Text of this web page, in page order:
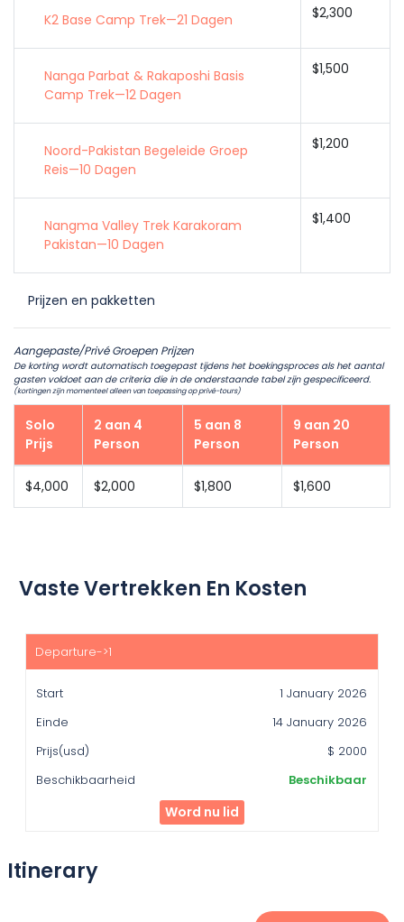
K2 Base Camp Trek—21 Dagen $2,300
Nanga Parbat & Rakaposhi Basis
Camp Trek—12 Dagen
$1,500
Noord-Pakistan Begeleide Groep
Reis—10 Dagen
$1,200
Nangma Valley Trek Karakoram
Pakistan—10 Dagen
$1,400
Prijzen en pakketten
Aangepaste/Privé Groepen Prijzen
De korting wordt automatisch toegepast tijdens het boekingsproces als het aantal
gasten voldoet aan de criteria die in de onderstaande tabel zijn gespecificeerd.
(kortingen zijn momenteel alleen van toepassing op privé-tours)
Solo
Prijs
2 aan 4
Person
5 aan 8
Person
9 aan 20
Person
$4,000 $2,000 $1,800 $1,600
Vaste Vertrekken En Kosten
Start
Beschikbaarheid
1 January 2026
14 January 2026
$ 2000
Beschikbaar
Word nu lid
Itinerary